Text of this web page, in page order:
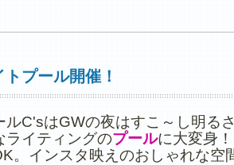
プール開催！
ルC'sはGWの夜はすこ～し明る
ライティングのプールに大変身！
。 インスタ映えのおしゃれな空